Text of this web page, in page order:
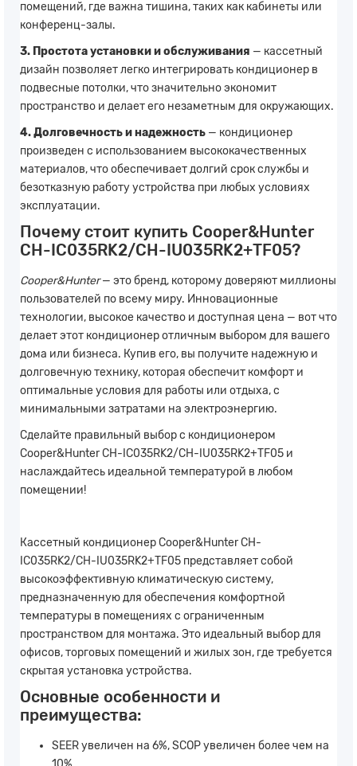
помещений, где важна тишина, таких как кабинеты или
конференц-залы.
3. Простота установки и обслуживания — кассетный
дизайн позволяет легко интегрировать кондиционер в
подвесные потолки, что значительно экономит
пространство и делает его незаметным для окружающих.
4. Долговечность и надежность — кондиционер
произведен с использованием высококачественных
материалов, что обеспечивает долгий срок службы и
безотказную работу устройства при любых условиях
эксплуатации.
Почему стоит купить Cooper&Hunter
CH-IC035RK2/CH-IU035RK2+TF05?
Cooper&Hunter— это бренд, которому доверяют миллионы
пользователей по всему миру. Инновационные
технологии, высокое качество и доступная цена — вот что
делает этот кондиционер отличным выбором для вашего
дома или бизнеса. Купив его, вы получите надежную и
долговечную технику, которая обеспечит комфорт и
оптимальные условия для работы или отдыха, с
минимальными затратами на электроэнергию.
Сделайте правильный выбор с кондиционером
Cooper&Hunter CH-IC035RK2/CH-IU035RK2+TF05 и
наслаждайтесь идеальной температурой в любом
помещении!
Кассетный кондиционер Cooper&Hunter CH-
IC035RK2/CH-IU035RK2+TF05 представляет собой
высокоэффективную климатическую систему,
предназначенную для обеспечения комфортной
температуры в помещениях с ограниченным
пространством для монтажа. Это идеальный выбор для
офисов, торговых помещений и жилых зон, где требуется
скрытая установка устройства.
Основные особенности и
преимущества:
SEER увеличен на 6%, SCOP увеличен более чем на